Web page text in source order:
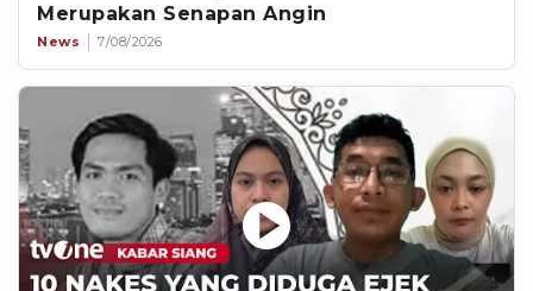
Merupakan Senapan Angin
News 7/08/2026